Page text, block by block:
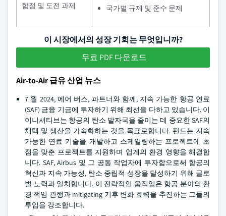
함정 및 도전 과제
국가별 규제 및 준수 문제
이 시장에서의 성장 기회는 무엇입니까?
무료 PDF 다운로드
Air-to-Air 급유 산업 뉴스
7 월 2024, 에어 버스, 파트너와 함께, 지속 가능한 항공 연료
(SAF) 금융 기금에 투자하기 위해 최선을 다하고 있습니다. 이
이니셔티브는 항공의 탄소 발자국을 줄이는 데 중요한 SAF의
채택 및 생산을 가속화하는 것을 목표로합니다. 펀드는 지속
가능한 연료 기술을 개발하고 스케일링하는 프로젝트에 초
점을 맞춘 프로젝트를 지원하며 업계의 환경 영향을 해결합
니다. SAF, Airbus 및 그 공동 작업자에 투자함으로써 항공의
혁신과 지속 가능성, 탄소 중립적 성장을 달성하기 위해 글로
벌 노력과 일치합니다. 이 전략적인 움직임은 항공 분야의 환
경 책임 관행과 mitigating 기후 변화 효력을 추진하는 그들의
투입을 강조합니다.